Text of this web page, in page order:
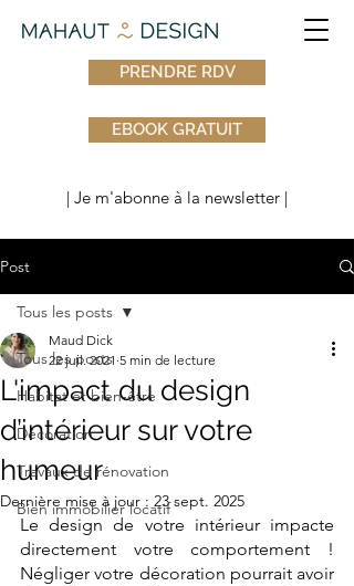
PRENDRE RDV
EBOOK GRATUIT
| Je m'abonne à la newsletter |
Post
Tous les posts
Habitat et bien-être
Décoration
Travaux de rénovation
Bien immobilier locatif
Tous les posts
L'impact du design
d’intérieur sur votre
humeur
Maud Dick
22 juil. 2021 5 min de lecture
Dernière mise à jour : 23 sept. 2025
Le design de votre intérieur impacte
directement votre comportement !
Négliger votre décoration pourrait avoir